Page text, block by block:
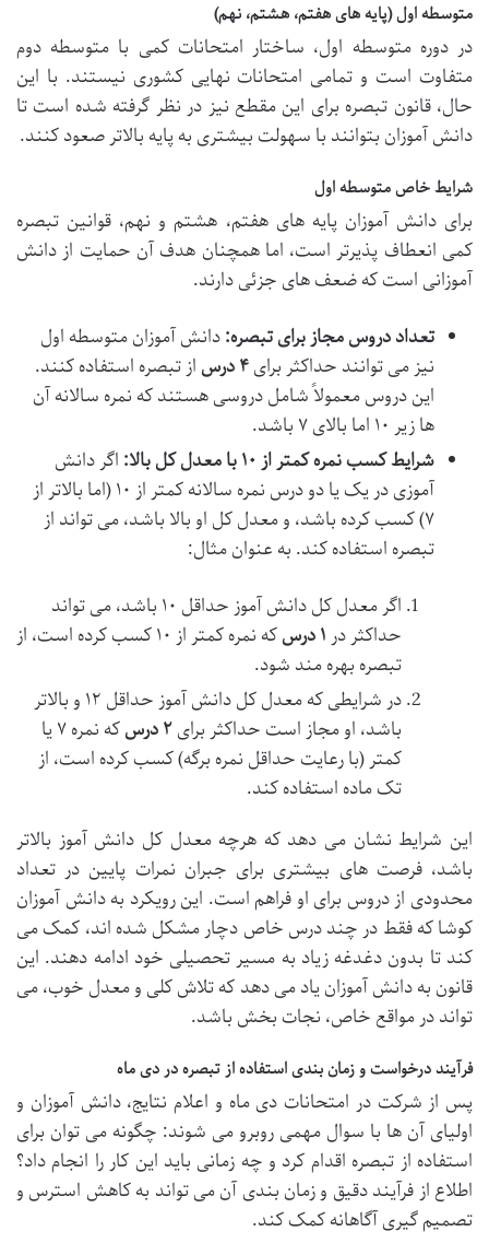
متوسطه اول (پایه های هفتم، هشتم، نهم)
در دوره متوسطه اول، ساختار امتحانات کمی با متوسطه دوم
متفاوت است و تمامی امتحانات نهایی کشوری نیستند. با این
حال، قانون تبصره برای این مقطع نیز در نظر گرفته شده است تا
دانش آموزان بتوانند با سهولت بیشتری به پایه بالاتر صعود کنند.
شرایط خاص متوسطه اول
برای دانش آموزان پایه های هفتم، هشتم و نهم، قوانین تبصره
کمی انعطاف پذیرتر است، اما همچنان هدف آن حمایت از دانش
آموزانی است که ضعف های جزئی دارند.
تعداد دروس مجاز برای تبصره:دانش آموزان متوسطه اول
نیز می توانند حداکثر برای۴ درس
از تبصره استفاده کنند.
این دروس معمولاً شامل دروسی هستند که نمره سالانه آن
ها زیر ۱۰ اما بالای ۷ باشد.
شرایط کسب نمره کمتر از ۱۰ با معدل کل بالا:
اگر دانش
آموزی در یک یا دو درس نمره سالانه کمتر از ۱۰ (اما بالاتر از
۷) کسب کرده باشد، و معدل کل او بالا باشد، می تواند از
تبصره استفاده کند. به عنوان مثال:
اگر معدل کل دانش آموز حداقل ۱۰ باشد، می تواند
حداکثر در۱ درس
که نمره کمتر از ۱۰ کسب کرده است، از
تبصره بهره مند شود.
در شرایطی که معدل کل دانش آموز حداقل ۱۲ و بالاتر
باشد، او مجاز است حداکثر برای۲ درس
که نمره ۷ یا
کمتر (با رعایت حداقل نمره برگه) کسب کرده است، از
تک ماده استفاده کند.
این شرایط نشان می دهد که هرچه معدل کل دانش آموز بالاتر
باشد، فرصت های بیشتری برای جبران نمرات پایین در تعداد
محدودی از دروس برای او فراهم است. این رویکرد به دانش آموزان
کوشا که فقط در چند درس خاص دچار مشکل شده اند، کمک می
کند تا بدون دغدغه زیاد به مسیر تحصیلی خود ادامه دهند. این
قانون به دانش آموزان یاد می دهد که تلاش کلی و معدل خوب، می
تواند در مواقع خاص، نجات بخش باشد.
فرآیند درخواست و زمان بندی استفاده از تبصره در دی ماه
پس از شرکت در امتحانات دی ماه و اعلام نتایج، دانش آموزان و
اولیای آن ها با سوال مهمی روبرو می شوند: چگونه می توان برای
استفاده از تبصره اقدام کرد و چه زمانی باید این کار را انجام داد؟
اطلاع از فرآیند دقیق و زمان بندی آن می تواند به کاهش استرس و
تصمیم گیری آگاهانه کمک کند.